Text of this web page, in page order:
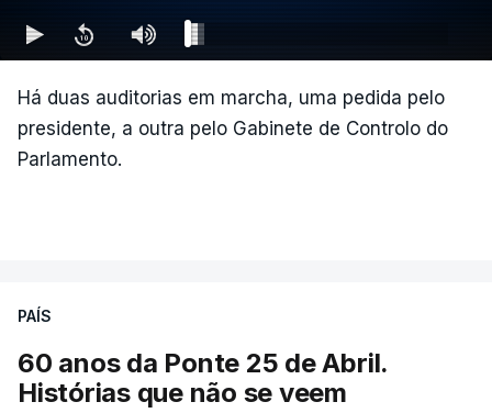
Há duas auditorias em marcha, uma pedida pelo
presidente, a outra pelo Gabinete de Controlo do
Parlamento.
PAÍS
60 anos da Ponte 25 de Abril.
Histórias que não se veem